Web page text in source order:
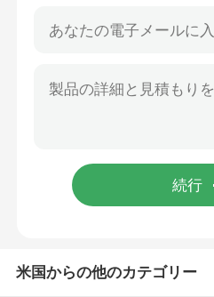
米国からの他のカテゴリー